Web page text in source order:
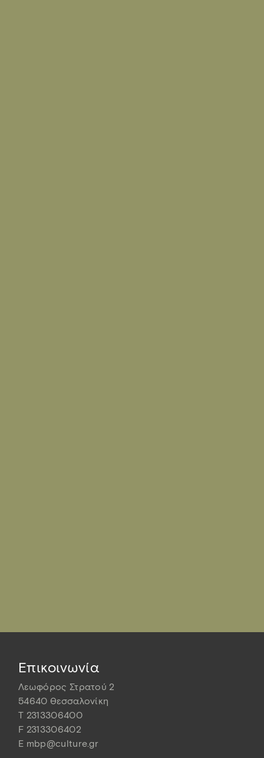
Επικοινωνία
Λεωφόρος Στρατού 2
54640 Θεσσαλονίκη
T 2313306400
F 2313306402
E mbp@culture.gr